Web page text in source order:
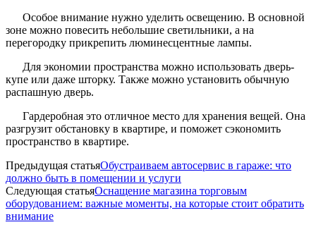
Особое внимание нужно уделить освещению. В основной
зоне можно повесить небольшие светильники, а на
перегородку прикрепить люминесцентные лампы.
Для экономии пространства можно использовать дверь-
купе или даже шторку. Также можно установить обычную
распашную дверь.
Гардеробная это отличное место для хранения вещей. Она
разгрузит обстановку в квартире, и поможет сэкономить
пространство в квартире.
Предыдущая статьяОбустраиваем автосервис в гараже: что
должно быть в помещении и услуги
Следующая статьяОснащение магазина торговым
оборудованием: важные моменты, на которые стоит обратить
внимание